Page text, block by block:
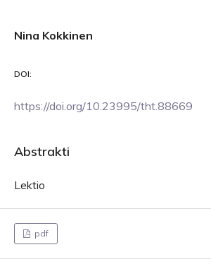
Nina Kokkinen
DOI:
https://doi.org/10.23995/tht.88669
Abstrakti
Lektio
pdf